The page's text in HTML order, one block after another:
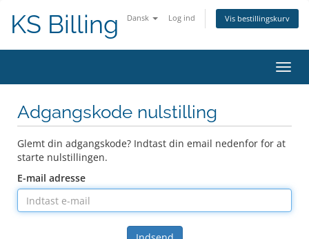
Dansk Log ind Vis bestillingskurv
KS Billing
Skift
Adgangskode nulstilling
Glemt din adgangskode? Indtast din email nedenfor for at
starte nulstillingen.
E-mail adresse